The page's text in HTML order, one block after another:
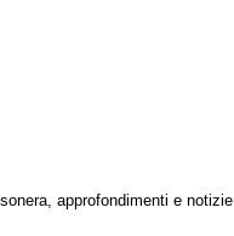
approfondimenti e notizie